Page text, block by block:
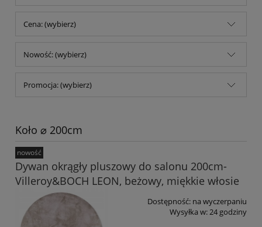
Cena: (wybierz)
Nowość: (wybierz)
Promocja: (wybierz)
Koło ⌀ 200cm
Dywan okrągły pluszowy do salonu 200cm-
Villeroy&BOCH LEON, beżowy, miękkie włosie
Dostępność: na wyczerpaniu
Wysyłka w:24 godziny
nowość